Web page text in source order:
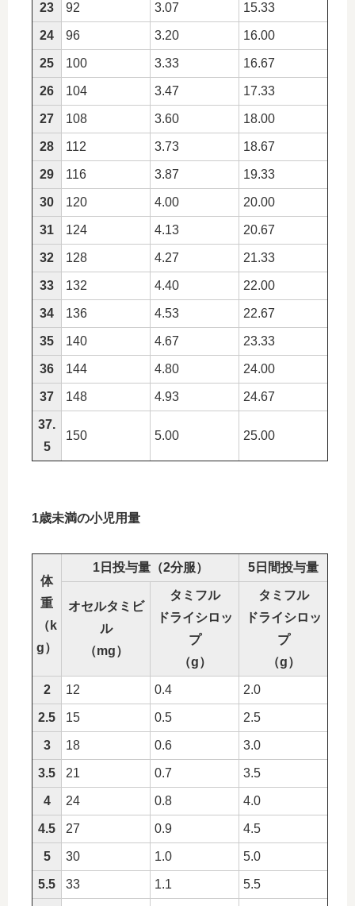
23 92 3.07 15.33
24 96 3.20 16.00
25 100 3.33 16.67
26 104 3.47 17.33
27 108 3.60 18.00
28 112 3.73 18.67
29 116 3.87 19.33
30 120 4.00 20.00
31 124 4.13 20.67
32 128 4.27 21.33
33 132 4.40 22.00
34 136 4.53 22.67
35 140 4.67 23.33
36 144 4.80 24.00
37 148 4.93 24.67
37.
5
150 5.00 25.00
1歳未満の小児用量
体
重
（k
g）
1日投与量（2分服） 5日間投与量
オセルタミビ
ル
（mg）
タミフル
ドライシロッ
プ
（g）
タミフル
ドライシロッ
プ
（g）
2 12 0.4 2.0
2.5 15 0.5 2.5
3 18 0.6 3.0
3.5 21 0.7 3.5
4 24 0.8 4.0
4.5 27 0.9 4.5
5 30 1.0 5.0
5.5 33 1.1 5.5